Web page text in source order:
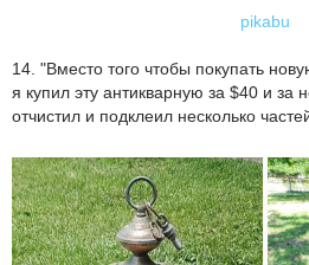
pikabu
14. "Вместо того чтобы покупать
я купил эту антикварную за $40 и за
отчистил и подклеил несколько